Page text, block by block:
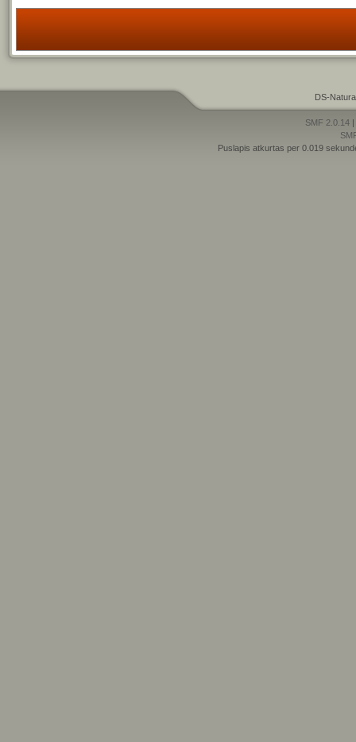
DS-
SMF 2.0.14|
Puslapis atkurtas per 0.019